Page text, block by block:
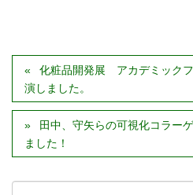
化粧品開発展 アカデミック
演しました。
田中、守矢らの可視化コラー
ました！